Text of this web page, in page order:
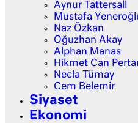
Aynur Tattersall
Mustafa
Naz Özkan
Oğuzhan Akay
Alphan Manas
Hikmet Can
Necla Tümay
Cem Belemir
Siyaset
Ekonomi